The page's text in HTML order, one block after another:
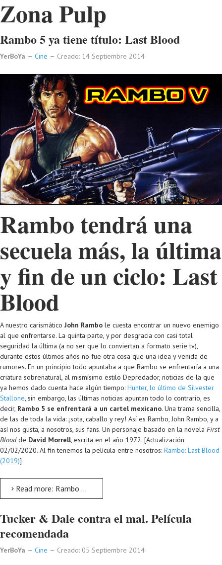
Zona Pulp
Rambo 5 ya tiene título: Last Blood
YerBoYa Cine Creado: 14 Septiembre 2014
Rambo tendrá una
secuela más, la última
y fin de un ciclo: Last
Blood
A nuestro carismático John Rambo le cuesta encontrar un nuevo enemigo
al que enfrentarse. La quinta parte, y por desgracia con casi total
seguridad la última (a no ser que lo conviertan a formato serie tv),
durante estos últimos años no fue otra cosa que una idea y venida de
rumores. En un principio todo apuntaba a que Rambo se enfrentaría a una
criatura sobrenatural, al mismísimo estilo Depredador, noticias de la que
ya hemos dado cuenta hace algún tiempo: Hunter, lo último de Silvester
Stallone, sin embargo, las últimas noticias apuntan todo lo contrario, es
decir, Rambo 5 se enfrentará a un cartel mexicano. Una trama sencilla,
de las de toda la vida: ¡sota, caballo y rey! Así es Rambo, John Rambo, y a
así nos gusta, a nosotros, sus fans. Un personaje basado en la novela First
Bloodde David Morrell, escrita en el año 1972. [Actualización
02/02/2020. Al fin tenemos la película entre nosotros: Rambo: Last Blood
(2019)]
Read more: Rambo 5 ya tiene título: Last Blood
Tucker & Dale contra el mal. Película
recomendada
YerBoYa Cine Creado: 05 Septiembre 2014